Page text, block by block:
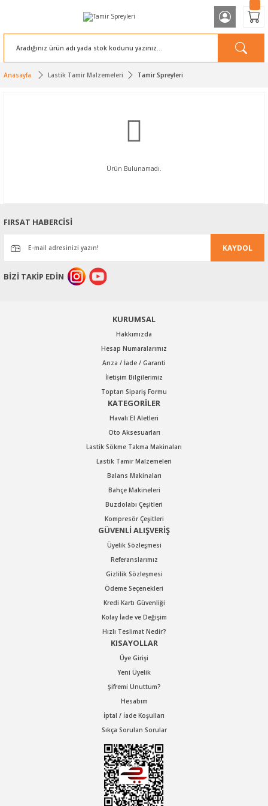
Anasayfa Lastik Tamir Malzemeleri Tamir Spreyleri
Ürün Bulunamadı.
FIRSAT HABERCİSİ
KAYDOL
BİZİ TAKİP EDİN
KURUMSAL
Hakkımızda
Hesap Numaralarımız
Arıza / İade / Garanti
İletişim Bilgilerimiz
Toptan Sipariş Formu
KATEGORİLER
Havalı El Aletleri
Oto Aksesuarları
Lastik Sökme Takma Makinaları
Lastik Tamir Malzemeleri
Balans Makinaları
Bahçe Makineleri
Buzdolabı Çeşitleri
Kompresör Çeşitleri
GÜVENLİ ALIŞVERİŞ
Üyelik Sözleşmesi
Referanslarımız
Gizlilik Sözleşmesi
Ödeme Seçenekleri
Kredi Kartı Güvenliği
Kolay İade ve Değişim
Hızlı Teslimat Nedir?
KISAYOLLAR
Üye Girişi
Yeni Üyelik
Şifremi Unuttum?
Hesabım
İptal / İade Koşulları
Sıkça Sorulan Sorular